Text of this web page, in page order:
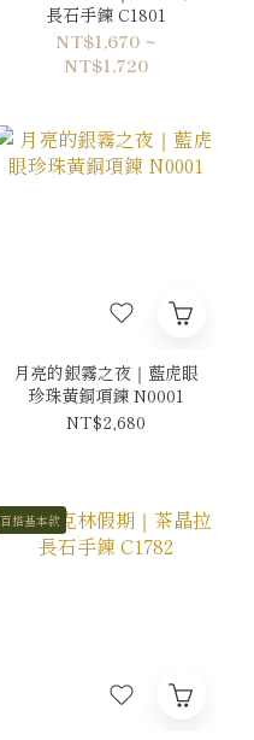
長石手鍊 C1801
NT$1,670 ~
NT$1,720
月亮的銀霧之夜｜藍虎眼
珍珠黃銅項鍊 N0001
NT$2,680
百搭基本款